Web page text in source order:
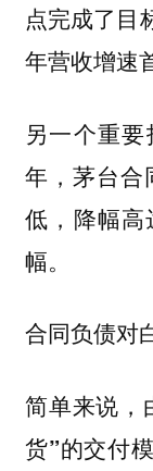
点完成了目
年营收增速
另一个重
年，茅台合
低 ，降幅
幅。
合同负债对
简单来说，
货”的交付